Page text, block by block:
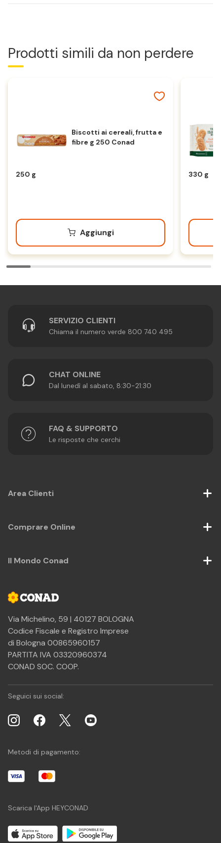
Prodotti simili da non perdere
Biscotti ai cereali, frutta e
fibre g 250 Conad
250 g
Aggiungi
330 g
SERVIZIO CLIENTI
Chiama il numero verde 800 740 495
CHAT ONLINE
Dal lunedì al sabato, 8:30-21:30
FAQ & SUPPORTO
Le risposte che cerchi
Via Michelino, 59 | 40127 BOLOGNA
Codice Fiscale e Registro Imprese
di Bologna 00865960157
PARTITA IVA 03320960374
CONAD SOC. COOP.
Area Clienti
Comprare Online
Il Mondo Conad
Seguici sui social:
Metodi di pagamento:
Scarica l'App HEYCONAD